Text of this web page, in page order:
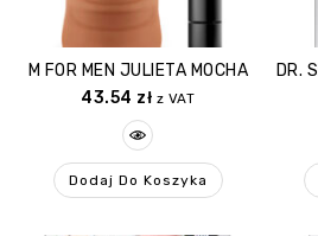
M FOR MEN JULIETA MOCHA
43.54 zł z VAT
Dodaj Do Koszyka